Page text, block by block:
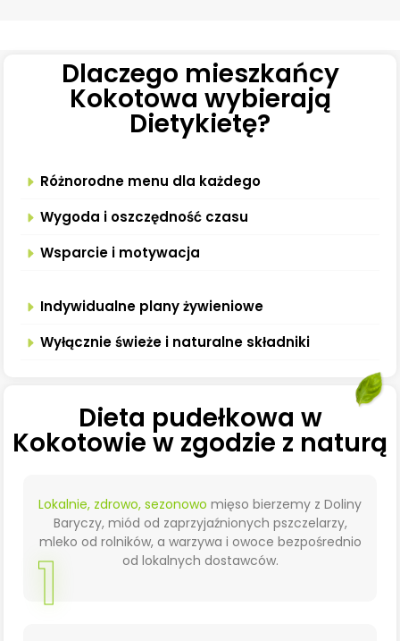
Dlaczego mieszkańcy
Kokotowa wybierają
Dietykietę?
Różnorodne menu dla każdego
Wygoda i oszczędność czasu
Wsparcie i motywacja
Indywidualne plany żywieniowe
Wyłącznie świeże i naturalne składniki
Dieta pudełkowa w
Kokotowie w zgodzie z naturą
Lokalnie, zdrowo, sezonowo mięso bierzemy z Doliny
Baryczy, miód od zaprzyjaźnionych pszczelarzy,
mleko od rolników, a warzywa i owoce bezpośrednio
od lokalnych dostawców.
1